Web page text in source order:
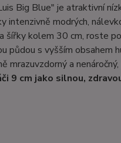
Big Blue" je atraktivní
intenzivně modrých,
šířky kolem 30 cm, roste
půdou s vyšším obsahem
mrazuvzdorný a
9 cm jako silnou,